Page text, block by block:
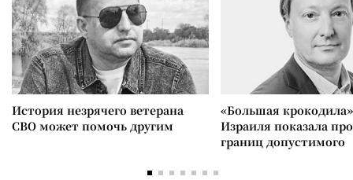
История незрячего ветерана
СВО может помочь другим
«Большая
Израиля показала
границ допустимого